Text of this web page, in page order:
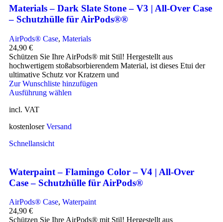
Materials – Dark Slate Stone – V3 | All-Over Case
– Schutzhülle für AirPods®®
AirPods® Case, Materials
24,90 €
Schützen Sie Ihre AirPods® mit Stil! Hergestellt aus
hochwertigem stoßabsorbierendem Material, ist dieses Etui der
ultimative Schutz vor Kratzern und
Zur Wunschliste hinzufügen
Ausführung wählen
incl. VAT
kostenloserVersand
Schnellansicht
Waterpaint – Flamingo Color – V4 | All-Over
Case – Schutzhülle für AirPods®
AirPods® Case, Waterpaint
24,90 €
Schützen Sie Ihre AirPods® mit Stil! Hergestellt aus